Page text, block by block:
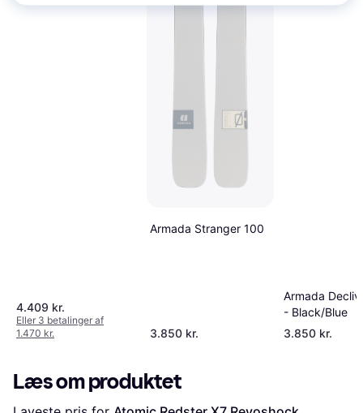
4.409 kr.
Eller 3 betalinger af
1.470 kr.
Armada Stranger 100
3.850 kr.
Armada
- Black/Blue
3.850 kr.
Læs om produktet